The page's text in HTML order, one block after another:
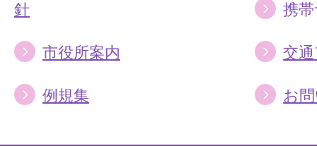
針
携
市役所案内 交
例規集 お